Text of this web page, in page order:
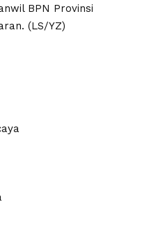
BPN Provinsi
(LS/YZ)